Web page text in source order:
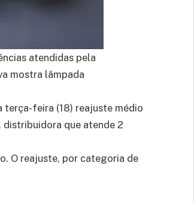
atendidas pela
mostra lâmpada
terça-feira (18) reajuste médio
distribuidora que atende 2
O reajuste, por categoria de